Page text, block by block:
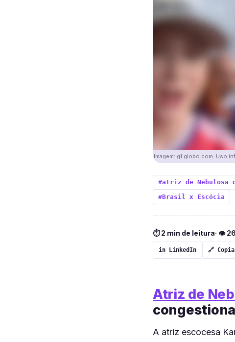
Imagem: g1.globo.com. Uso
#atriz de Nebulosa
#Brasil x Escócia
⏱ 2 min de leitura· 👁
in LinkedIn 🔗
Atriz de
A atriz escocesa